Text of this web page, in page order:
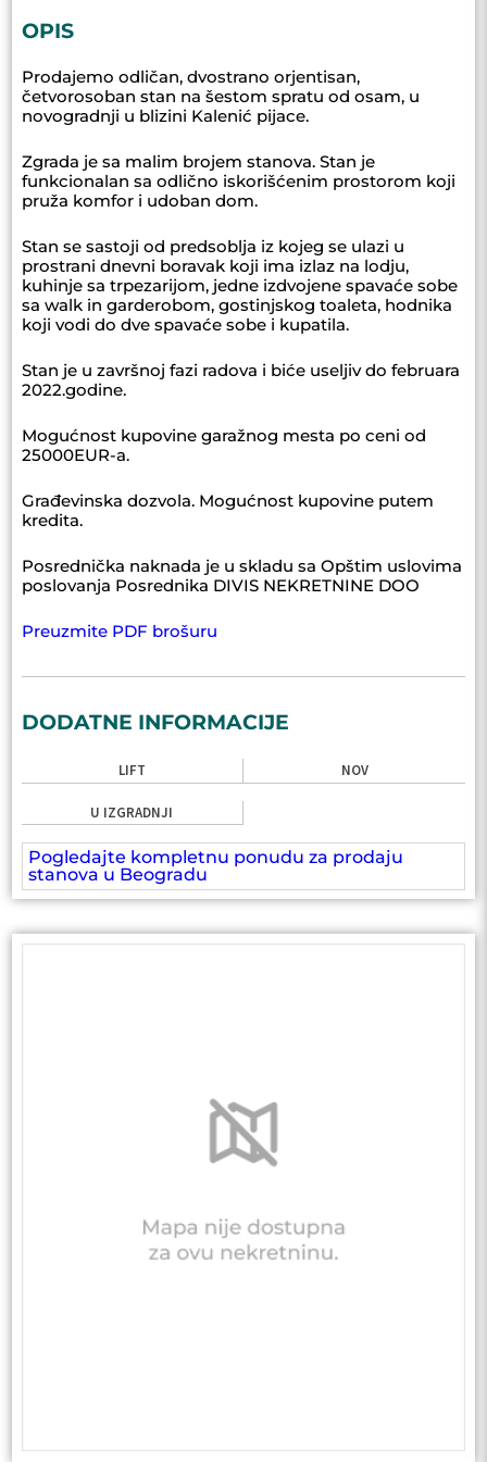
OPIS
Prodajemo odličan, dvostrano orjentisan,
četvorosoban stan na šestom spratu od osam, u
novogradnji u blizini Kalenić pijace.
Zgrada je sa malim brojem stanova. Stan je
funkcionalan sa odlično iskorišćenim prostorom koji
pruža komfor i udoban dom.
Stan se sastoji od predsoblja iz kojeg se ulazi u
prostrani dnevni boravak koji ima izlaz na lodju,
kuhinje sa trpezarijom, jedne izdvojene spavaće sobe
sa walk in garderobom, gostinjskog toaleta, hodnika
koji vodi do dve spavaće sobe i kupatila.
Stan je u završnoj fazi radova i biće useljiv do februara
2022.godine.
Mogućnost kupovine garažnog mesta po ceni od
25000EUR-a.
Građevinska dozvola. Mogućnost kupovine putem
kredita.
Posrednička naknada je u skladu sa Opštim uslovima
poslovanja Posrednika DIVIS NEKRETNINE DOO
Preuzmite PDF brošuru
DODATNE INFORMACIJE
LIFT NOV
U IZGRADNJI
Pogledajte kompletnu ponudu za prodaju
stanova u Beogradu